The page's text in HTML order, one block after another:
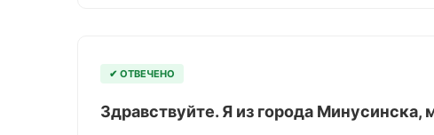
✔ ОТВЕЧЕНО
Здравствуйте. Я из города Минусинска,